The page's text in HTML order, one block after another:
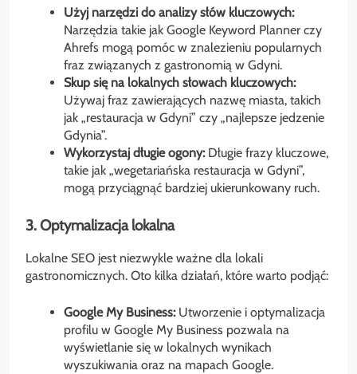
Użyj narzędzi do analizy słów kluczowych:
Narzędzia takie jak Google Keyword Planner czy
Ahrefs mogą pomóc w znalezieniu popularnych
fraz związanych z gastronomią w Gdyni.
Skup się na lokalnych słowach kluczowych:
Używaj fraz zawierających nazwę miasta, takich
jak „restauracja w Gdyni” czy „najlepsze jedzenie
Gdynia”.
Wykorzystaj długie ogony:Długie frazy kluczowe,
takie jak „wegetariańska restauracja w Gdyni”,
mogą przyciągnąć bardziej ukierunkowany ruch.
3. Optymalizacja lokalna
Lokalne SEO jest niezwykle ważne dla lokali
gastronomicznych. Oto kilka działań, które warto podjąć:
Google My Business:Utworzenie i optymalizacja
profilu w Google My Business pozwala na
wyświetlanie się w lokalnych wynikach
wyszukiwania oraz na mapach Google.